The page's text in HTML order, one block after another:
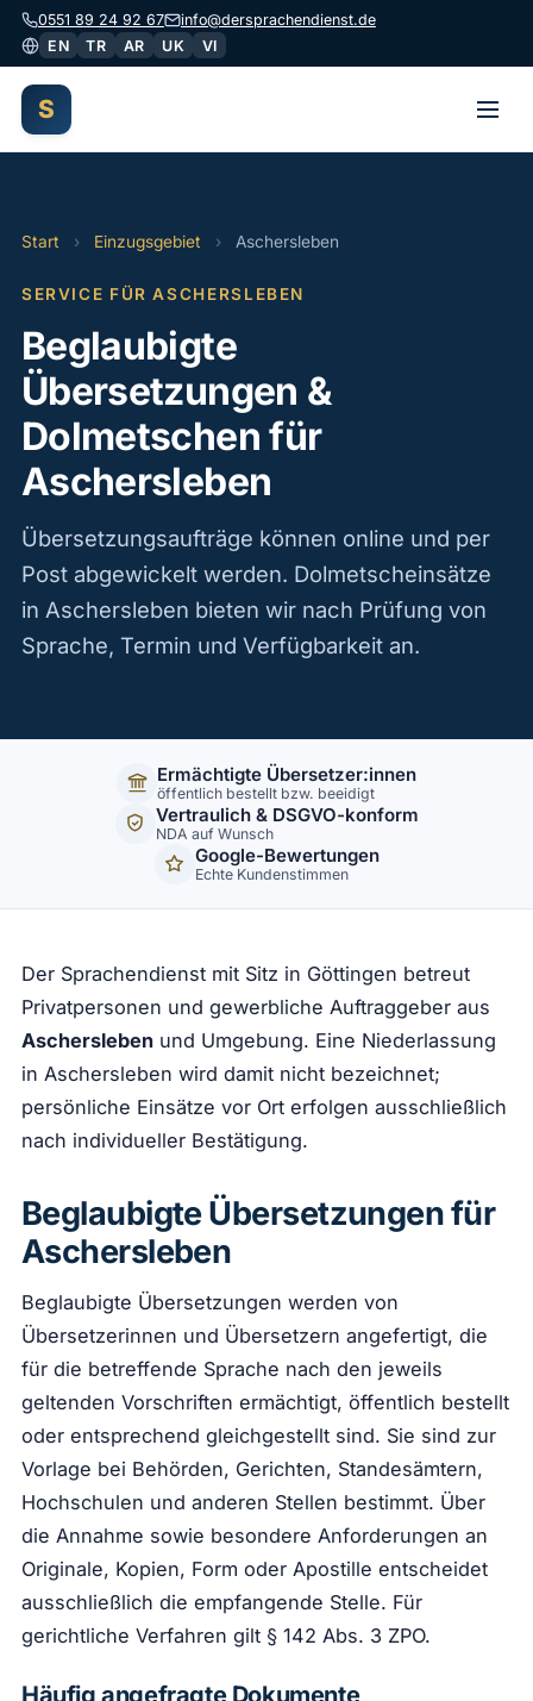
0551 89 24 92 67
info@dersprachendienst.de
EN
TR AR UK VI
S
Start › Einzugsgebiet › Aschersleben
SERVICE FÜR ASCHERSLEBEN
Beglaubigte
Übersetzungen &
Dolmetschen für
Aschersleben
Übersetzungsaufträge können online und per
Post abgewickelt werden. Dolmetscheinsätze
in Aschersleben bieten wir nach Prüfung von
Sprache, Termin und Verfügbarkeit an.
Ermächtigte Übersetzer:innen
öffentlich bestellt bzw. beeidigt
Vertraulich & DSGVO-konform
NDA auf Wunsch
Google-Bewertungen
Echte Kundenstimmen
Der Sprachendienst mit Sitz in Göttingen betreut
Privatpersonen und gewerbliche Auftraggeber aus
Ascherslebenund Umgebung. Eine Niederlassung
in Aschersleben wird damit nicht bezeichnet;
persönliche Einsätze vor Ort erfolgen ausschließlich
nach individueller Bestätigung.
Beglaubigte Übersetzungen für
Aschersleben
Beglaubigte Übersetzungen werden von
Übersetzerinnen und Übersetzern angefertigt, die
für die betreffende Sprache nach den jeweils
geltenden Vorschriften ermächtigt, öffentlich bestellt
oder entsprechend gleichgestellt sind. Sie sind zur
Vorlage bei Behörden, Gerichten, Standesämtern,
Hochschulen und anderen Stellen bestimmt. Über
die Annahme sowie besondere Anforderungen an
Originale, Kopien, Form oder Apostille entscheidet
ausschließlich die empfangende Stelle. Für
gerichtliche Verfahren gilt § 142 Abs. 3 ZPO.